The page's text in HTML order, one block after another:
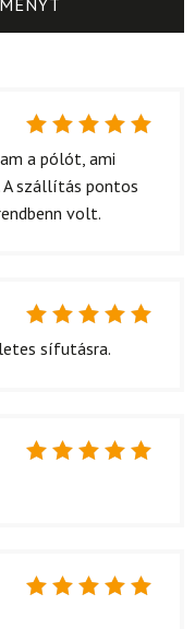
Értékelés:
5/ 5
a pólót, ami
szállítás pontos
volt.
Értékelés:
sífutásra.